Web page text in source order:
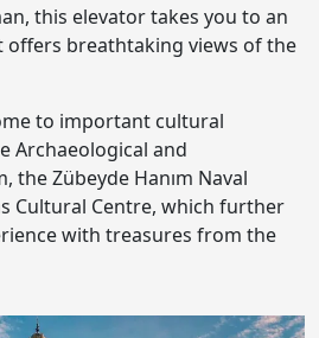
this elevator takes you to an
breathtaking views of the
to important cultural
Archaeological and
the Zübeyde Hanım Naval
Cultural Centre, which further
with treasures from the